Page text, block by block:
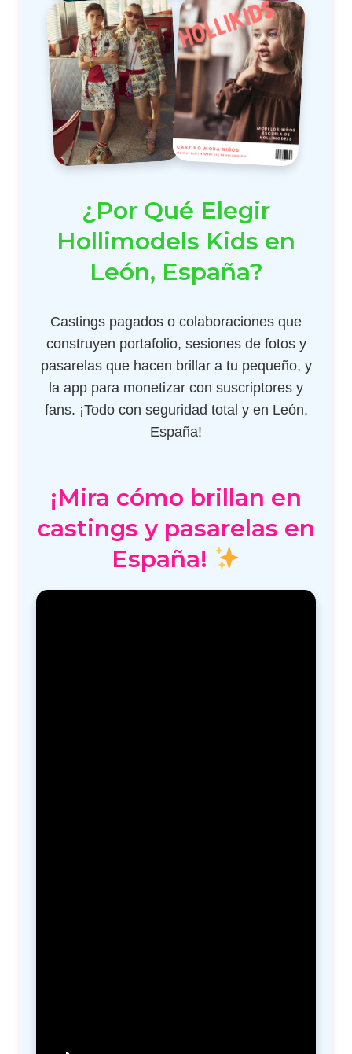
¿Por Qué Elegir
Hollimodels Kids en
León, España?
Castings pagados o colaboraciones que
construyen portafolio, sesiones de fotos y
pasarelas que hacen brillar a tu pequeño, y
la app para monetizar con suscriptores y
fans. ¡Todo con seguridad total y en León,
España!
¡Mira cómo brillan en
castings y pasarelas en
España!